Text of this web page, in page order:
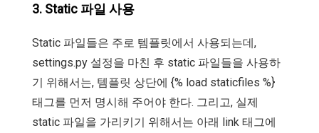
3. Static 파일 사용
Static 파일들은 주로 템플릿에서 사용되는데,
settings.py 설정을 마친 후 static 파일들을 사용하
기 위해서는, 템플릿 상단에 {% load staticfiles %}
태그를 먼저 명시해 주어야 한다. 그리고, 실제
static 파일을 가리키기 위해서는 아래 link 태그에